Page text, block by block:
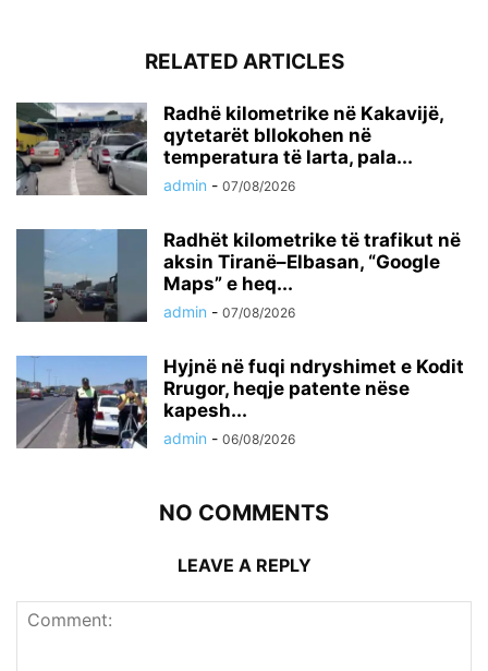
RELATED ARTICLES
Radhë kilometrike në Kakavijë,
qytetarët bllokohen në
temperatura të larta, pala...
admin - 07/08/2026
Radhët kilometrike të trafikut në
aksin Tiranë–Elbasan, “Google
Maps” e heq...
admin - 07/08/2026
Hyjnë në fuqi ndryshimet e Kodit
Rrugor, heqje patente nëse
kapesh...
admin - 06/08/2026
NO COMMENTS
LEAVE A REPLY